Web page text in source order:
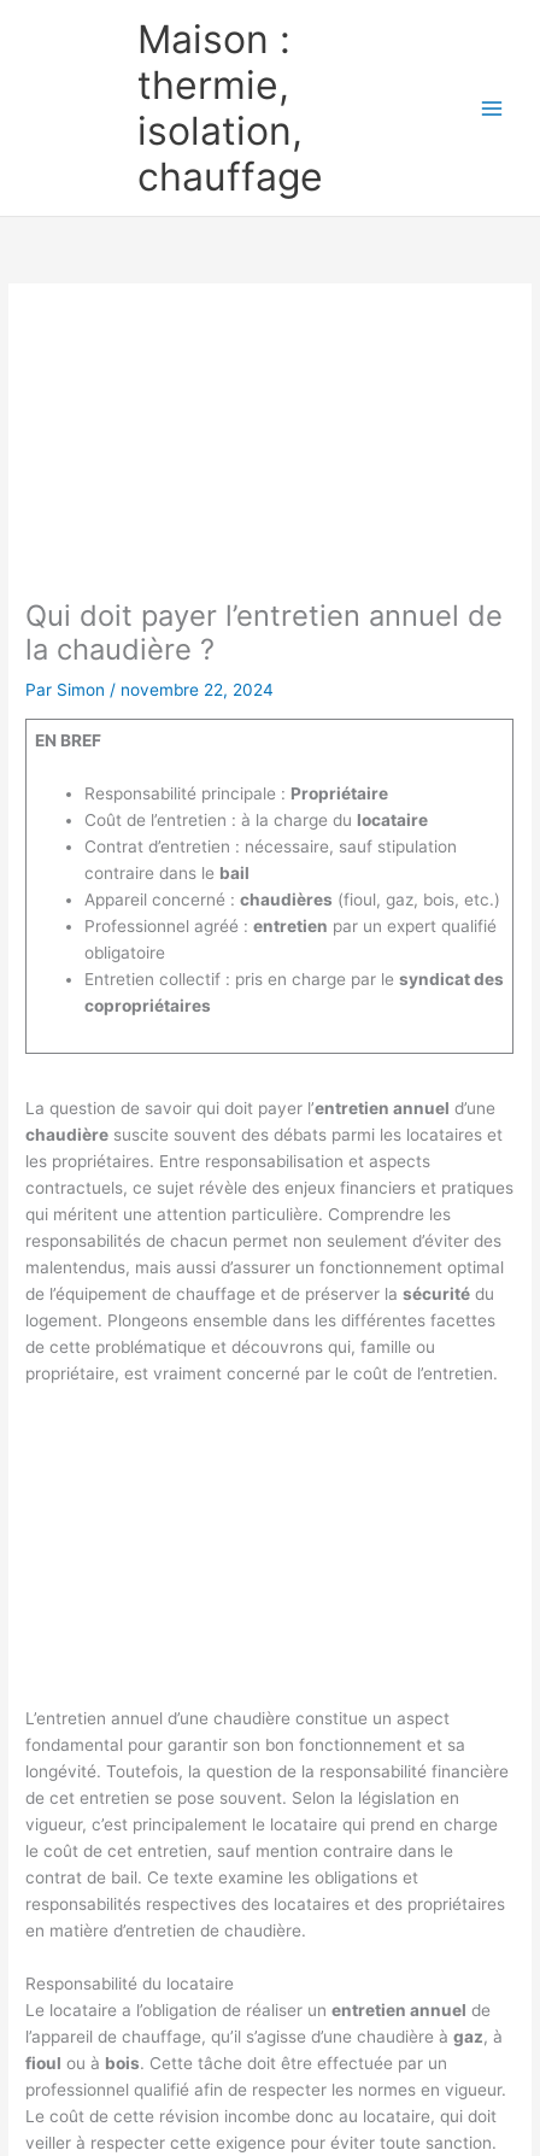
Maison :
thermie,
isolation,
chauffage
Qui doit payer l’entretien annuel de
la chaudière ?
Par Simon/ novembre 22, 2024
EN BREF
Responsabilité principale : Propriétaire
Coût de l’entretien : à la charge du locataire
Contrat d’entretien : nécessaire, sauf stipulation
contraire dans le bail
Appareil concerné : chaudières (fioul, gaz, bois, etc.)
Professionnel agréé : entretien par un expert qualifié
obligatoire
Entretien collectif : pris en charge par le syndicat des
copropriétaires
La question de savoir qui doit payer l’entretien annuel d’une
chaudière suscite souvent des débats parmi les locataires et
les propriétaires. Entre responsabilisation et aspects
contractuels, ce sujet révèle des enjeux financiers et pratiques
qui méritent une attention particulière. Comprendre les
responsabilités de chacun permet non seulement d’éviter des
malentendus, mais aussi d’assurer un fonctionnement optimal
de l’équipement de chauffage et de préserver lasécurité du
logement. Plongeons ensemble dans les différentes facettes
de cette problématique et découvrons qui, famille ou
propriétaire, est vraiment concerné par le coût de l’entretien.
L’entretien annuel d’une chaudière constitue un aspect
fondamental pour garantir son bon fonctionnement et sa
longévité. Toutefois, la question de la responsabilité financière
de cet entretien se pose souvent. Selon la législation en
vigueur, c’est principalement le locataire qui prend en charge
le coût de cet entretien, sauf mention contraire dans le
contrat de bail. Ce texte examine les obligations et
responsabilités respectives des locataires et des propriétaires
en matière d’entretien de chaudière.
Responsabilité du locataire
Le locataire a l’obligation de réaliser unentretien annuel de
l’appareil de chauffage, qu’il s’agisse d’une chaudière àgaz, à
fioul ou à bois. Cette tâche doit être effectuée par un
professionnel qualifié afin de respecter les normes en vigueur.
Le coût de cette révision incombe donc au locataire, qui doit
veiller à respecter cette exigence pour éviter toute sanction.